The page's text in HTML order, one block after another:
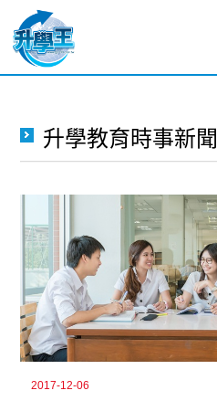
升學教育時事新
2017-12-06